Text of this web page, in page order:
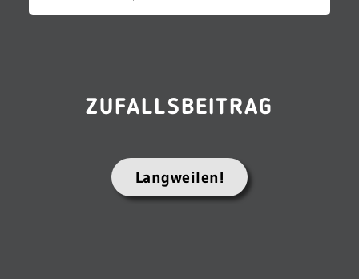
ZUFALLSBEITRAG
Langweilen!